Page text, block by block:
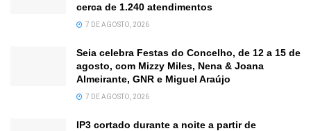
cerca de 1.240 atendimentos
7 DE AGOSTO, 2026
Seia celebra Festas do Concelho, de 12 a 15 de
agosto, com Mizzy Miles, Nena & Joana
Almeirante, GNR e Miguel Araújo
7 DE AGOSTO, 2026
IP3 cortado durante a noite a partir de